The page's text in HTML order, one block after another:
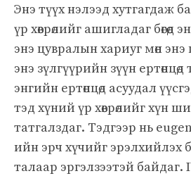
Энэ түүх нэлээд хутгагдаж
​​үр хөврөлийг ашигладаг бөгөөд
энэ цувралын хариуг мөн
энэ зүлгүүрийн зүүн
энгийн ертөнцөд асуудал
тэд хүний ​​үр хөврөлийг хүн
татгалздаг. Тэдгээр нь
ийн эрч хүчийг
талаар эргэлзээтэй байдаг.